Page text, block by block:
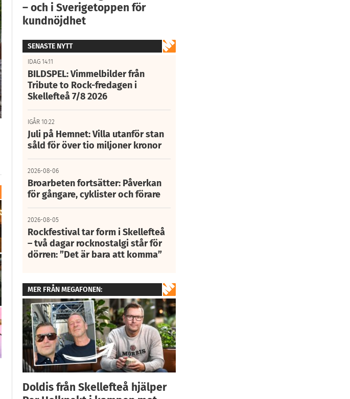
– och i Sverigetoppen för
kundnöjdhet
SENASTE NYTT
IDAG 14:11
BILDSPEL: Vimmelbilder från
Tribute to Rock-fredagen i
Skellefteå 7/8 2026
IGÅR 10:22
Juli på Hemnet: Villa utanför stan
såld för över tio miljoner kronor
2026-08-06
Broarbeten fortsätter: Påverkan
för gångare, cyklister och förare
2026-08-05
Rockfestival tar form i Skellefteå
– två dagar rocknostalgi står för
dörren: ”Det är bara att komma”
MER FRÅN MEGAFONEN:
Doldis från Skellefteå hjälper